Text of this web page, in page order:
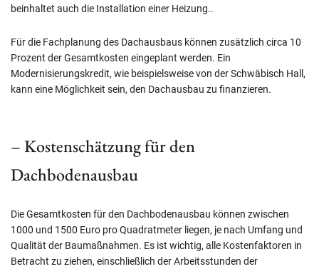
beinhaltet auch die Installation einer Heizung..
Für die Fachplanung des Dachausbaus können zusätzlich circa 10
Prozent der Gesamtkosten eingeplant werden. Ein
Modernisierungskredit, wie beispielsweise von der Schwäbisch Hall,
kann eine Möglichkeit sein, den Dachausbau zu finanzieren.
– Kostenschätzung für den
Dachbodenausbau
Die Gesamtkosten für den Dachbodenausbau können zwischen
1000 und 1500 Euro pro Quadratmeter liegen, je nach Umfang und
Qualität der Baumaßnahmen. Es ist wichtig, alle Kostenfaktoren in
Betracht zu ziehen, einschließlich der Arbeitsstunden der